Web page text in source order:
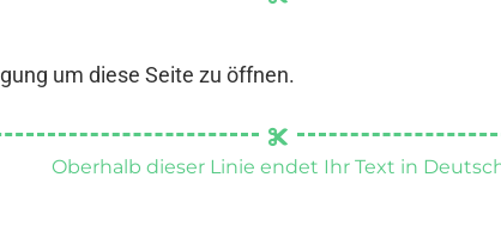
um diese Seite zu öffnen.
Oberhalb dieser Linie endet Ihr Text in